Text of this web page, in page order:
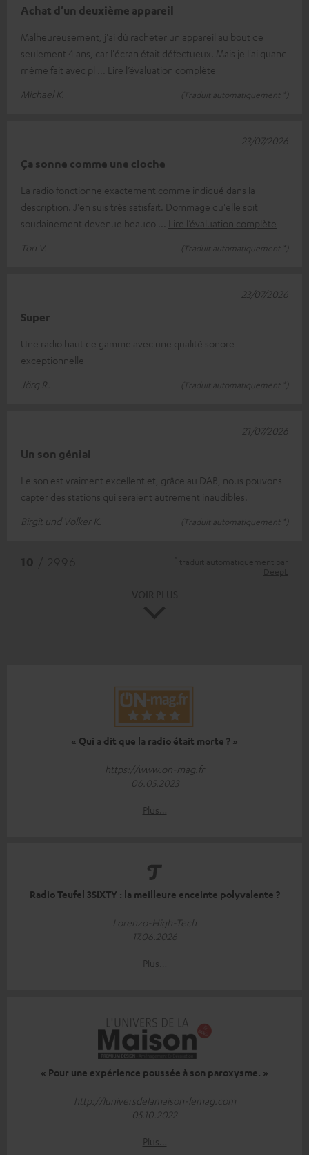
Achat d'un deuxième appareil
Malheureusement, j'ai dû racheter un appareil au bout de
seulement 4 ans, car l'écran était défectueux. Mais je l'ai quand
même fait avec pl
Lire l’évaluation complète
Michael K.
(Traduit automatiquement *)
Ça sonne comme une cloche
La radio fonctionne exactement comme indiqué dans la
description. J'en suis très satisfait. Dommage qu'elle soit
soudainement devenue beauco
Lire l’évaluation complète
Ton V.
(Traduit automatiquement *)
23/07/2026
Super
Une radio haut de gamme avec une qualité sonore
exceptionnelle
Jörg R.
(Traduit automatiquement *)
23/07/2026
Un son génial
Le son est vraiment excellent et, grâce au DAB, nous pouvons
capter des stations qui seraient autrement inaudibles.
Birgit und Volker K.
(Traduit automatiquement *)
21/07/2026
« Qui a dit que la radio était morte ? »
https://www.on-mag.fr
06.05.2023
Plus…
Radio Teufel 3SIXTY : la meilleure enceinte polyvalente ?
Lorenzo-High-Tech
17.06.2026
Plus…
« Pour une expérience poussée à son paroxysme. »
http://luniversdelamaison-lemag.com
05.10.2022
Plus…